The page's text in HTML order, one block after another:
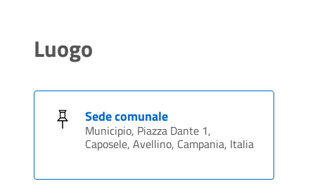
Luogo
Sede comunale
Municipio, Piazza Dante 1,
Caposele, Avellino, Campania, Italia